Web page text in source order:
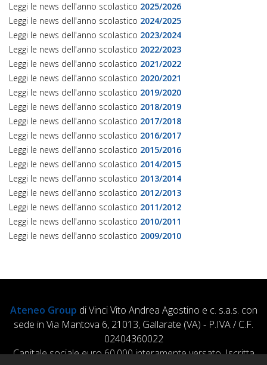
Leggi le news dell'anno scolastico 2025/2026
Leggi le news dell'anno scolastico 2024/2025
Leggi le news dell'anno scolastico 2023/2024
Leggi le news dell'anno scolastico 2022/2023
Leggi le news dell'anno scolastico 2021/2022
Leggi le news dell'anno scolastico 2020/2021
Leggi le news dell'anno scolastico 2019/2020
Leggi le news dell'anno scolastico 2018/2019
Leggi le news dell'anno scolastico 2017/2018
Leggi le news dell'anno scolastico 2016/2017
Leggi le news dell'anno scolastico 2015/2016
Leggi le news dell'anno scolastico 2014/2015
Leggi le news dell'anno scolastico 2013/2014
Leggi le news dell'anno scolastico 2012/2013
Leggi le news dell'anno scolastico 2011/2012
Leggi le news dell'anno scolastico 2010/2011
Leggi le news dell'anno scolastico 2009/2010
Ateneo Group di Vinci Vito Andrea Agostino e c. s.a.s. con
sede in Via Mantova 6, 21013, Gallarate (VA) - P.IVA / C.F.
02404360022
Capitale sociale euro 60.000 interamente versato, Iscritta